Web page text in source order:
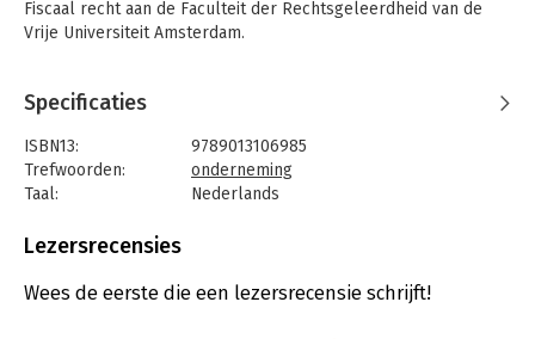
Fiscaal recht aan de Faculteit der Rechtsgeleerdheid van de
Vrije Universiteit Amsterdam.
Specificaties
ISBN13:
9789013106985
Trefwoorden:
onderneming
Taal:
Nederlands
Aantal pagina's:
Druk:
1
Lezersrecensies
Wees de eerste die een lezersrecensie schrijft!